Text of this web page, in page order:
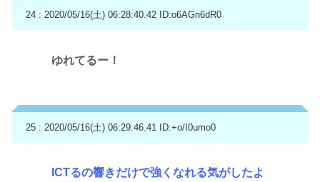
24 : 2020/05/16(土) 06:28:40.42 ID:o6AGn6dR0
ゆれてるー！
25 : 2020/05/16(土) 06:29:46.41 ID:+o/I0umo0
ICTるの響きだけで強くなれる気がしたよ